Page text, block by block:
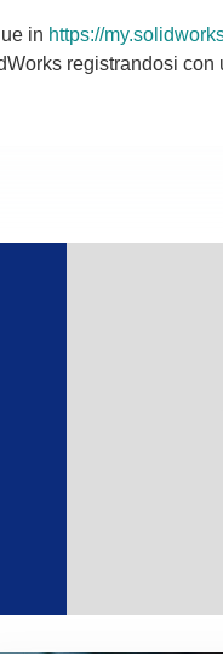
in https://
registrandosi